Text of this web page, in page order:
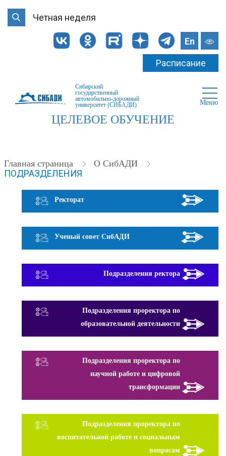
Четная неделя
En
Расписание
Сибирский
государственный
автомобильно-дорожный
университет (СИБАДИ)
Меню
ЦЕЛЕВОЕ ОБУЧЕНИЕ
Главная страница О СибАДИ
ПОДРАЗДЕЛЕНИЯ
Ректорат
Ученый совет СибАДИ
Подразделения ректора
Подразделения проректора по
образовательной деятельности
Подразделения проректора по
научной работе и цифровой
трансформации
Подразделения проректора по
воспитательной работе и социальным
вопросам